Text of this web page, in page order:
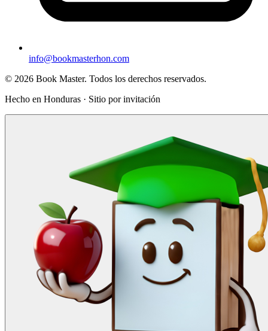
info@bookmasterhon.com
© 2026 Book Master. Todos los derechos reservados.
Hecho en Honduras · Sitio por invitación